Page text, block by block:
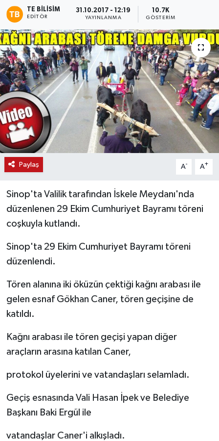
TE BILISIM
EDITÖR
31.10.2017 - 12:19
YAYINLANMA
10.7K
GÖSTERIM
Paylaş A- A+
Sinop'ta Valilik tarafından İskele Meydanı'nda
düzenlenen 29 Ekim Cumhuriyet Bayramı töreni
coşkuyla kutlandı.
Sinop'ta 29 Ekim Cumhuriyet Bayramı töreni
düzenlendi.
Tören alanına iki öküzün çektiği kağnı arabası ile
gelen esnaf Gökhan Caner, tören geçişine de
katıldı.
Kağnı arabası ile tören geçişi yapan diğer
araçların arasına katılan Caner,
protokol üyelerini ve vatandaşları selamladı.
Geçiş esnasında Vali Hasan İpek ve Belediye
Başkanı Baki Ergül ile
vatandaşlar Caner'i alkışladı.